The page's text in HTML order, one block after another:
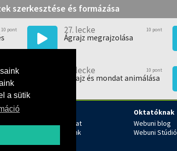
a sütik
szerkesztése és formázása
10 pont 27. lecke 10 pont
Ágrajz megrajzolása
10 pont 30. lecke 10 pont
Ágrajz és mondat animálása
Kapcsolat
Oktatóink
Oktatóknak
Webuni blog
Webuni Stúdió